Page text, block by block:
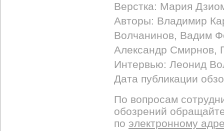
Верстка: Мария
Авторы: Владимир
Волчанинов, Вадим
Александр Смирнов,
Интервью: Леонид
Дата публикации
По вопросам
обозрений
по электронному